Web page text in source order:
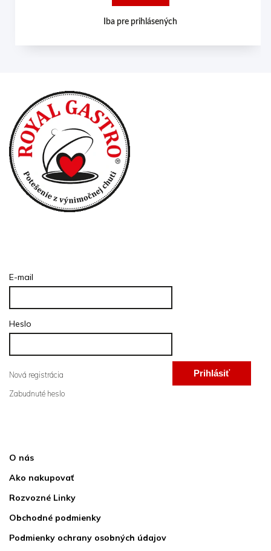
Iba pre prihlásených
E-mail
Heslo
Prihlásiť
Nová registrácia
Zabudnuté heslo
O nás
Ako nakupovať
Rozvozné Linky
Obchodné podmienky
Podmienky ochrany osobných údajov